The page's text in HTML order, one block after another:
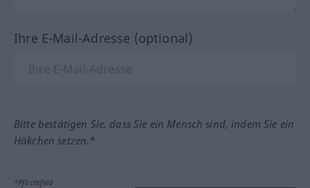
Ihre E-Mail-Adresse (optional)
Bitte bestätigen Sie, dass Sie ein Mensch sind, indem Sie ein
Häkchen setzen.*
*Pflichtfeld